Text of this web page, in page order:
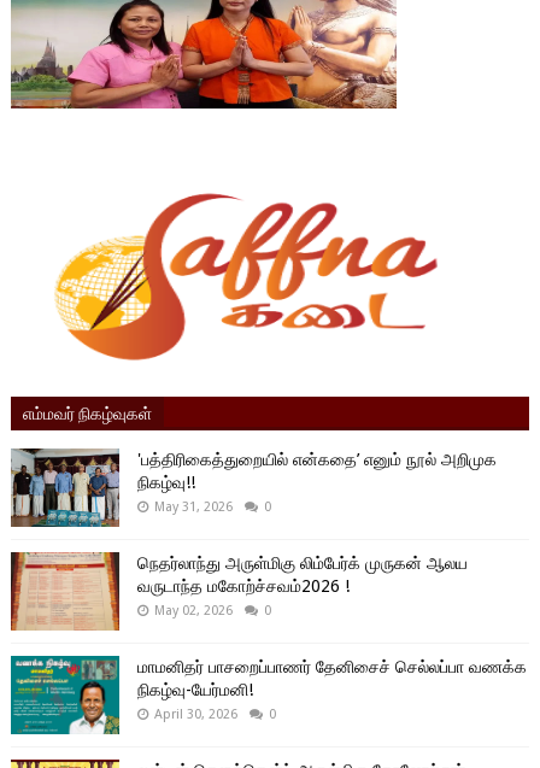
எம்மவர் நிகழ்வுகள்
'பத்திரிகைத்துறையில் என்கதை’ எனும் நூல் அறிமுக
நிகழ்வு!!
May 31, 2026 0
நெதர்லாந்து அருள்மிகு லிம்பேர்க் முருகன் ஆலய
வருடாந்த மகோற்ச்சவம்2026 !
May 02, 2026 0
மாமனிதர் பாசறைப்பாணர் தேனிசைச் செல்லப்பா வணக்க
நிகழ்வு-யேர்மனி!
April 30, 2026 0